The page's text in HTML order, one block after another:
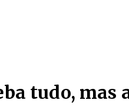
tudo, mas